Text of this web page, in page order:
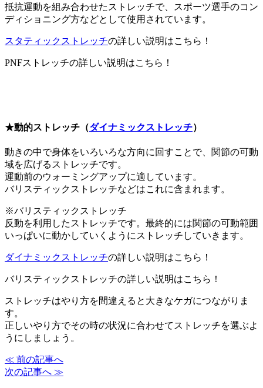
抵抗運動を組み合わせたストレッチで、スポーツ選手のコン
ディショニング方などとして使用されています。
スタティックストレッチの詳しい説明はこちら！
PNFストレッチの詳しい説明はこちら！
★動的ストレッチ（ダイナミックストレッチ）
動きの中で身体をいろいろな方向に回すことで、関節の可動
域を広げるストレッチです。
運動前のウォーミングアップに適しています。
バリスティックストレッチなどはこれに含まれます。
※バリスティックストレッチ
反動を利用したストレッチです。最終的には関節の可動範囲
いっぱいに動かしていくようにストレッチしていきます。
ダイナミックストレッチの詳しい説明はこちら！
バリスティックストレッチの詳しい説明はこちら！
ストレッチはやり方を間違えると大きなケガにつながりま
す。
正しいやり方でその時の状況に合わせてストレッチを選ぶよ
うにしましょう。
≪ 前の記事へ
次の記事へ ≫